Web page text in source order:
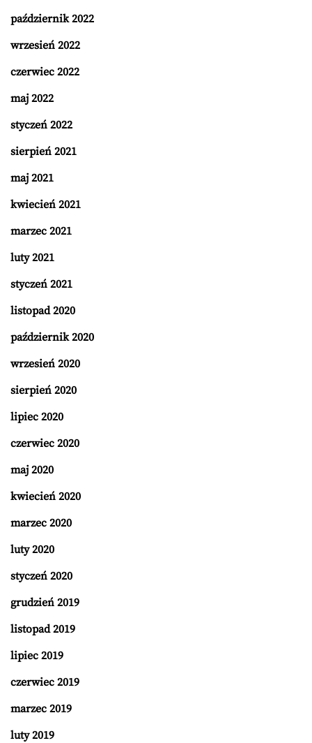
październik 2022
wrzesień 2022
czerwiec 2022
maj 2022
styczeń 2022
sierpień 2021
maj 2021
kwiecień 2021
marzec 2021
luty 2021
styczeń 2021
listopad 2020
październik 2020
wrzesień 2020
sierpień 2020
lipiec 2020
czerwiec 2020
maj 2020
kwiecień 2020
marzec 2020
luty 2020
styczeń 2020
grudzień 2019
listopad 2019
lipiec 2019
czerwiec 2019
marzec 2019
luty 2019